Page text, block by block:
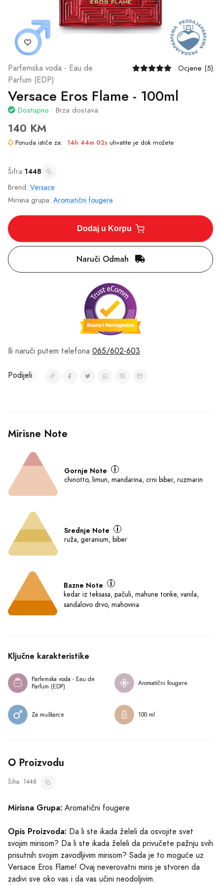
Parfemska voda - Eau de
Parfum (EDP)
Ocjene (5)
Versace Eros Flame - 100ml
Dostupno • Brza dostava
140 KM
Ponuda ističe za: 14h 44m 02s uhvatite je dok možete
Šifra:1448
Brend: Versace
Mirisna grupa: Aromatični fougere
Dodaj u Korpu
Naruči Odmah
Ili naruči putem telefona 065/602-603
Podijeli:
Mirisne Note
Gornje Note
chinotto, limun, mandarina, crni biber, ruzmarin
Srednje Note
ruža, geranium, biber
Bazne Note
kedar iz teksasa, pačuli, mahune tonke, vanila,
sandalovo drvo, mahovina
Ključne karakteristike
Parfemska voda - Eau de
Parfum (EDP)
Aromatični fougere
Za muškarce 100 ml
O Proizvodu
Šifra: 1448
Mirisna Grupa: Aromatični fougere
Opis Proizvoda: Da li ste ikada želeli da osvojite svet
svojim mirisom? Da li ste ikada želeli da privučete pažnju svih
prisutnih svojim zavodljivim mirisom? Sada je to moguće uz
Versace Eros Flame! Ovaj neverovatni miris je stvoren da
zadivi sve oko vas i da vas učini neodoljivim.